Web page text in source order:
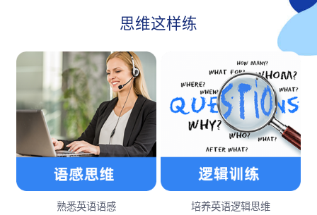
思维这样练
熟悉英语语感
培养英语逻辑思维